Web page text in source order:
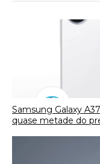
Samsung Galaxy
quase metade do